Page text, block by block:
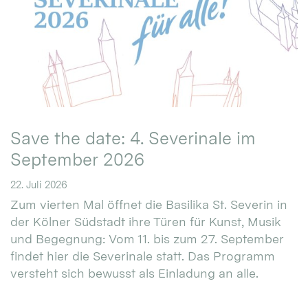
Save the date: 4. Severinale im
September 2026
22. Juli 2026
Zum vierten Mal öffnet die Basilika St. Severin in
der Kölner Südstadt ihre Türen für Kunst, Musik
und Begegnung: Vom 11. bis zum 27. September
findet hier die Severinale statt. Das Programm
versteht sich bewusst als Einladung an alle.